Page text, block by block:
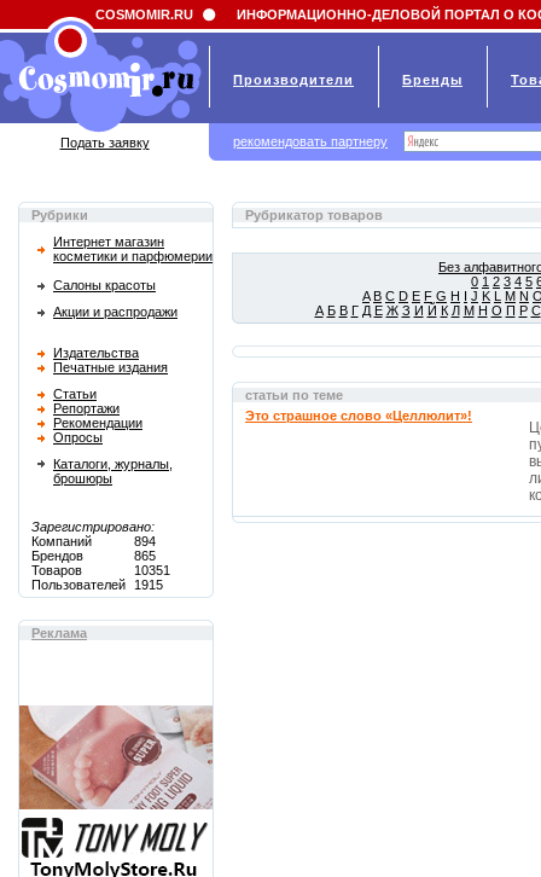
Field 'news_title' doesn't have a default value
Рубрики
Интернет магазин
косметики и парфюмерии
Салоны красоты
Акции и распродажи
Издательства
Печатные издания
Статьи
Репортажи
Рекомендации
Опросы
Каталоги, журналы,
брошюры
Зарегистрировано:
Компаний
894
Брендов
865
Товаров
10351
Пользователей
1915
Реклама
Рубрикатор товаров
Без
0 1 2 3 4 5
A B C D E F G H I J K L M N
А Б В Г Д Е Ж З И Й К Л М Н О П Р С
статьи по теме
Это страшное слово «Целлюлит»!
COSMOMIR.RU ИНФОРМАЦИОННО-ДЕЛОВОЙ ПОРТАЛ О
Производители Бренды
Подать заявку рекомендовать партнеру